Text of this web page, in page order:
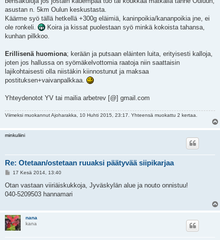
asustan n. 5km Oulun keskustasta.
Käärme syö tällä hetkellä +300g eläimiä, kaninpoikia/kananpoikia jne, ei
ole ronkeli.
Koira ja kissat puolestaan syö minkä kokoista tahansa,
kunhan pilkkoo.
Erillisenä huomiona; kerään ja putsaan eläinten luita, erityisesti kalloja,
joten jos hallussa on syömäkelvottomia raatoja niin saattaisin
lajikohtaisesti olla niistäkin kiinnostunut ja maksaa
postituksen+vaivanpalkkaa.
Yhteydenotot YV tai mailia arbetrev [@] gmail.com
Viimeksi muokannutAjoharakka , 10 Huhti 2015, 23:17. Yhteensä muokattu 2 kertaa.
minkuliini
Re: Otetaan/ostetaan ruuaksi päätyvää siipikarjaa
V
e
t
17 Kesä 2014, 13:40
Otan vastaan viiriäiskukkoja, Jyväskylän alue ja nouto onnistuu!
040-5209503 hannamari
nana
kana